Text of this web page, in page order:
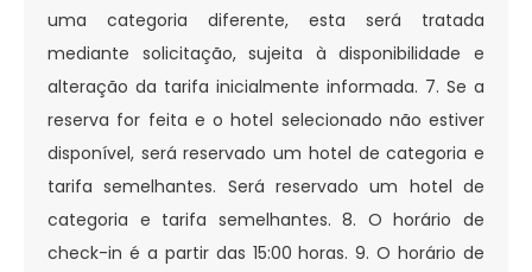
uma categoria diferente, esta será tratada
mediante solicitação, sujeita à disponibilidade e
alteração da tarifa inicialmente informada. 7. Se a
reserva for feita e o hotel selecionado não estiver
disponível, será reservado um hotel de categoria e
tarifa semelhantes. Será reservado um hotel de
categoria e tarifa semelhantes. 8. O horário de
check-in é a partir das 15:00 horas. 9. O horário de